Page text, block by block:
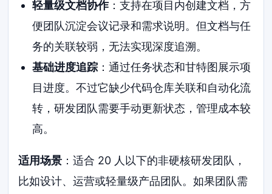
轻量级文档协作：支持在项目内创建文档，方
便团队沉淀会议记录和需求说明。但文档与任
务的关联较弱，无法实现深度追溯。
基础进度追踪：通过任务状态和甘特图展示项
目进度。不过它缺少代码仓库关联和自动化流
转，研发团队需要手动更新状态，管理成本较
高。
适用场景 ：适合 20 人以下的非硬核研发团队，
比如设计、运营或轻量级产品团队。如果团队需